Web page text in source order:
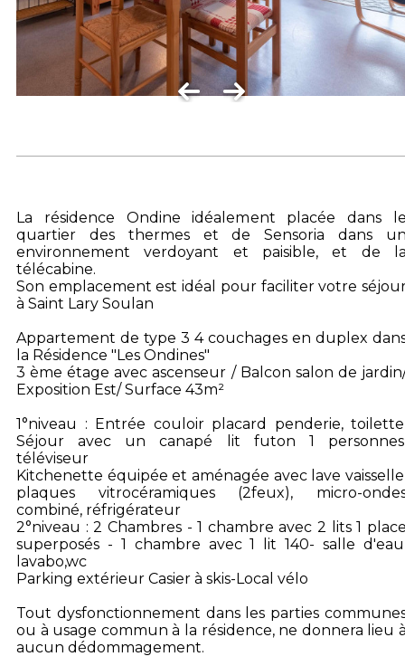
La résidence Ondine idéalement placée dans
quartier des thermes et de Sensoria dans
environnement verdoyant et paisible, et de
télécabine.
Son emplacement est idéal pour faciliter votre
à Saint Lary Soulan
Appartement de type 3 4 couchages en duplex
la Résidence "Les Ondines"
3 ème étage avec ascenseur / Balcon salon de
Exposition Est/ Surface 43m²
1°niveau : Entrée couloir placard penderie,
Séjour avec un canapé lit futon 1
téléviseur
Kitchenette équipée et aménagée avec lave
plaques vitrocéramiques (2feux), micro-
combiné, réfrigérateur
2°niveau : 2 Chambres - 1 chambre avec 2 lits 1
superposés - 1 chambre avec 1 lit 140- salle
lavabo,wc
Parking extérieur Casier à skis-Local vélo
Tout dysfonctionnement dans les parties
ou à usage commun à la résidence, ne donnera lieu
aucun dédommagement.